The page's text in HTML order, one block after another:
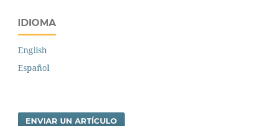
IDIOMA
English
Español
ENVIAR UN ARTÍCULO